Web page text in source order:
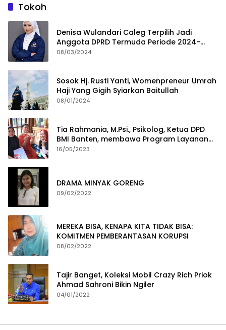
Tokoh
Denisa Wulandari Caleg Terpilih Jadi
Anggota DPRD Termuda Periode 2024-
2029
08/03/2024
Sosok Hj. Rusti Yanti, Womenpreneur Umrah
Haji Yang Gigih Syiarkan Baitullah
08/01/2024
Tia Rahmania, M.Psi., Psikolog, Ketua DPD
BMI Banten, membawa Program Layanan
Pembuatan Dokumen Kependudukan
16/05/2023
DRAMA MINYAK GORENG
09/02/2022
MEREKA BISA, KENAPA KITA TIDAK BISA:
KOMITMEN PEMBERANTASAN KORUPSI
08/02/2022
Tajir Banget, Koleksi Mobil Crazy Rich Priok
Ahmad Sahroni Bikin Ngiler
04/01/2022